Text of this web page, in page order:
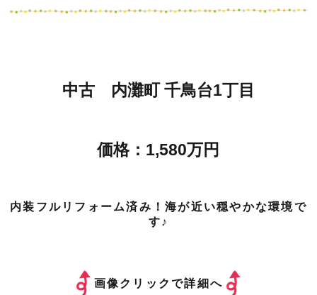
中古 内灘町 千鳥台1丁目
価格：1,580万円
内装フルリフォーム済み！海が近い穏やかな環境で
す♪
画像クリックで詳細へ